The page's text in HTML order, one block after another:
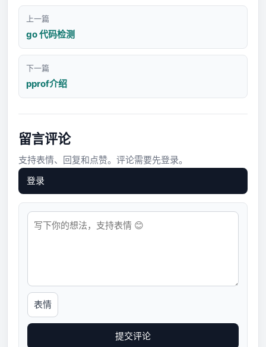
上一篇
go 代码检测
下一篇
pprof介绍
留言评论
支持表情、回复和点赞。评论需要先登录。
登录
表情
提交评论